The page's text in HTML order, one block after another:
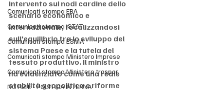
Comunicati stampa EBA
Comunicati stampa ISTAT
Comunicati stampa ESMA
Comunicati stampa Ministero Imprese
Comunicati stampa Ministero traspor
NOTIZIE - POLITICA INTERNA
intervento sui nodi cardine dello
scenario economico e
internazionale, focalizzandosi
sull'equilibrio tra lo sviluppo del
sistema Paese e la tutela del
tessuto produttivo. Il ministro
ha evidenziato come una reale
stabilità geopolitica e riforme